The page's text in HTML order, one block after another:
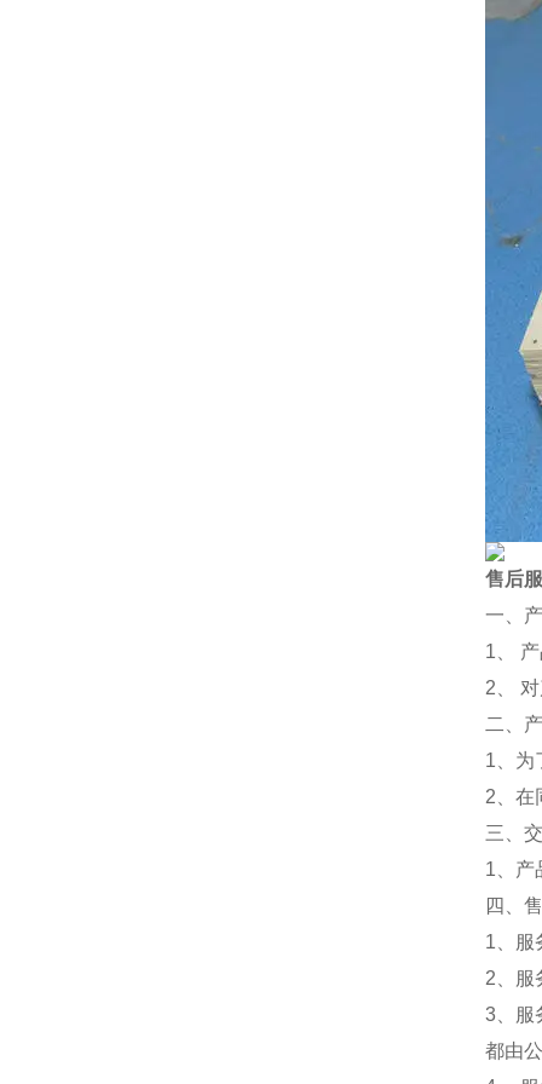
售后
一、
1、
2、
二、
1、为
2、在
三、
1、产
四、
1、服
2、服
3、服
都由